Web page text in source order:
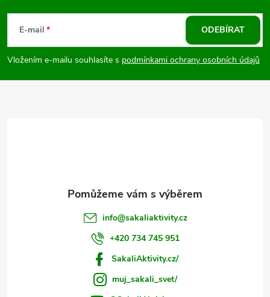
p
a
E-mail
Vložením e-mailu souhlasíte s podmínkami ochrany osobních údajů
ODEBÍRAT
info@sakaliaktivity.cz
+420 734 745 951
SakaliAktivity.cz/
muj_sakali_svet/